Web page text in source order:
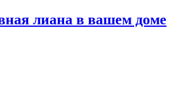
лиана в вашем доме